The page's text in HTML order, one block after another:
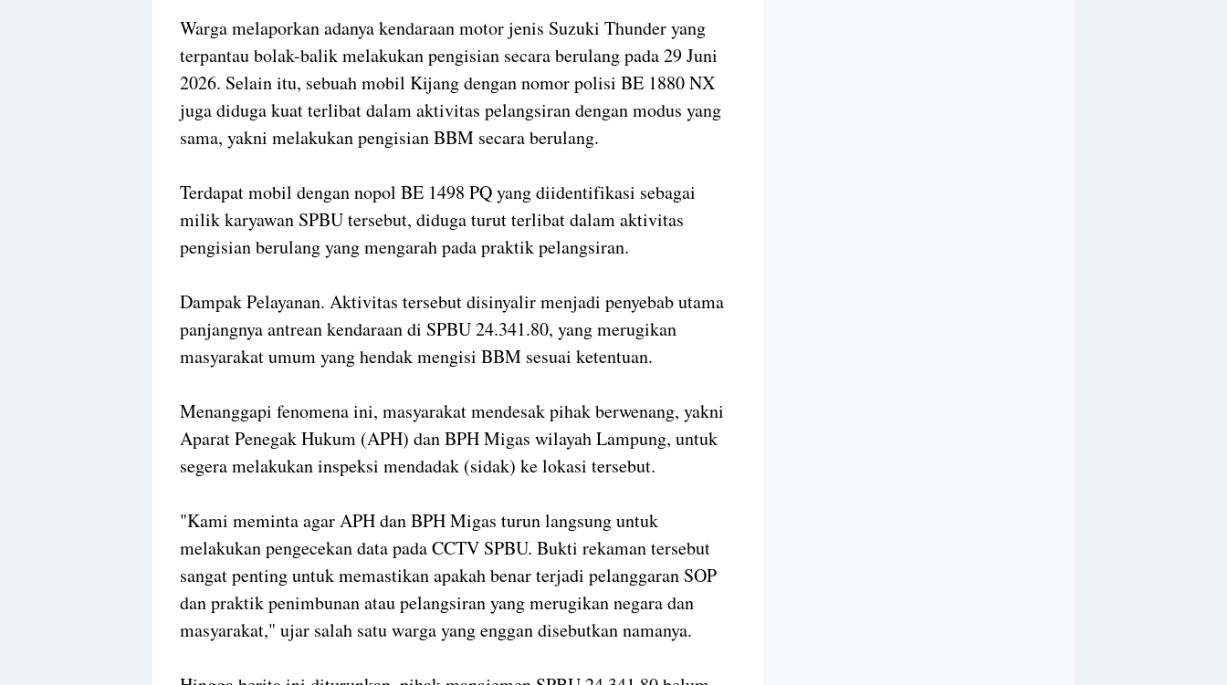
Warga melaporkan adanya kendaraan motor jenis Suzuki Thunder yang
terpantau bolak-balik melakukan pengisian secara berulang pada 29 Juni
2026. Selain itu, sebuah mobil Kijang dengan nomor polisi BE 1880 NX
juga diduga kuat terlibat dalam aktivitas pelangsiran dengan modus yang
sama, yakni melakukan pengisian BBM secara berulang.
Terdapat mobil dengan nopol BE 1498 PQ yang diidentifikasi sebagai
milik karyawan SPBU tersebut, diduga turut terlibat dalam aktivitas
pengisian berulang yang mengarah pada praktik pelangsiran.
Dampak Pelayanan. Aktivitas tersebut disinyalir menjadi penyebab utama
panjangnya antrean kendaraan di SPBU 24.341.80, yang merugikan
masyarakat umum yang hendak mengisi BBM sesuai ketentuan.
Menanggapi fenomena ini, masyarakat mendesak pihak berwenang, yakni
Aparat Penegak Hukum (APH) dan BPH Migas wilayah Lampung, untuk
segera melakukan inspeksi mendadak (sidak) ke lokasi tersebut.
"Kami meminta agar APH dan BPH Migas turun langsung untuk
melakukan pengecekan data pada CCTV SPBU. Bukti rekaman tersebut
sangat penting untuk memastikan apakah benar terjadi pelanggaran SOP
dan praktik penimbunan atau pelangsiran yang merugikan negara dan
masyarakat," ujar salah satu warga yang enggan disebutkan namanya.